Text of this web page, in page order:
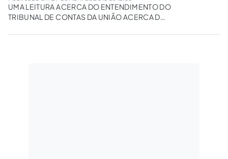
UMA LEITURA ACERCA DO ENTENDIMENTO DO
TRIBUNAL DE CONTAS DA UNIÃO ACERCA DO